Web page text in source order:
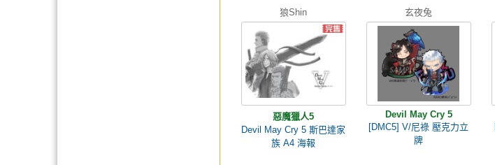
狼Shin
惡魔獵人5
Devil May Cry 5 斯巴達家
族 A4 海報
玄夜兔
Devil May Cry 5
[DMC5] V/尼祿 壓克力立
牌